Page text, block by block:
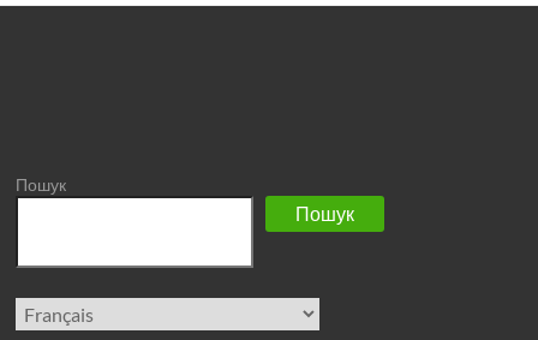
Пошук
Пошук
Choisir
une